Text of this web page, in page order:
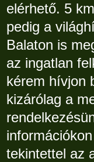
elérhető. 5
pedig a
Balaton is
az ingatlan
kérem hívjon
kizárólag a
tekintettel az